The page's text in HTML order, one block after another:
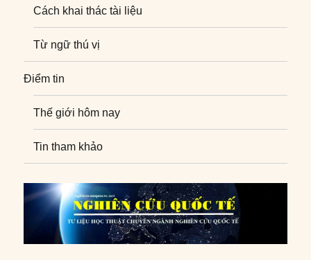
Cách khai thác tài liệu
Từ ngữ thú vị
Điểm tin
Thế giới hôm nay
Tin tham khảo